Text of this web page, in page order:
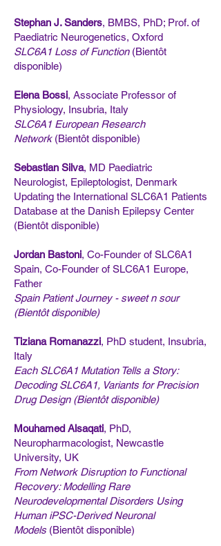
Stephan J. Sanders, BMBS, PhD; Prof. of
Paediatric Neurogenetics, Oxford
SLC6A1 Loss of Function(Bientôt
disponible)
Elena Bossi, Associate Professor of
Physiology, Insubria, Italy
SLC6A1 European Research
Network(Bientôt disponible)
Sebastian Silva, MD Paediatric
Neurologist, Epileptologist, Denmark
Updating the International SLC6A1 Patients
Database at the Danish Epilepsy Center
(Bientôt disponible)
Jordan Bastoni, Co-Founder of SLC6A1
Spain, Co-Founder of SLC6A1 Europe,
Father
Spain Patient Journey - sweet n sour
(Bientôt disponible)
Tiziana Romanazzi, PhD student, Insubria,
Italy
Each SLC6A1 Mutation Tells a Story:
Decoding SLC6A1, Variants for Precision
Drug Design (Bientôt disponible)
Mouhamed Alsaqati, PhD,
Neuropharmacologist, Newcastle
University, UK
From Network Disruption to Functional
Recovery: Modelling Rare
Neurodevelopmental Disorders Using
Human iPSC-Derived Neuronal
Models (Bientôt disponible)